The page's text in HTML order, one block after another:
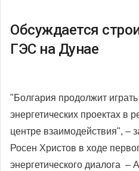
Обсуждается
ГЭС на Дунае
"Болгария продолжит
энергетических проектах в
центре взаимодействия", –
Росен Христов в ходе
энергетического диалога –